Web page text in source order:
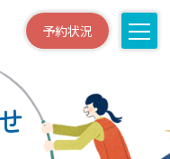
予約状況